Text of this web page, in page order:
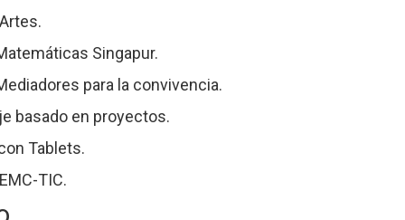
Singapur.
para la convivencia.
basado en proyectos.
Tablets.
TIC.